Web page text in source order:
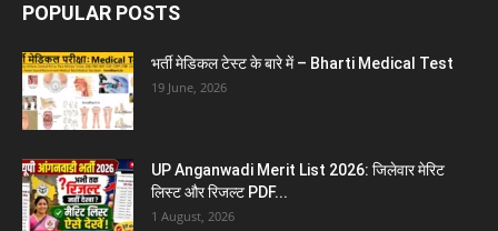
POPULAR POSTS
भर्ती मेडिकल टेस्ट के बारे में – Bharti Medical Test
19 June, 2026
UP Anganwadi Merit List 2026: जिलेवार मेरिट
लिस्ट और रिजल्ट PDF...
1 August, 2026